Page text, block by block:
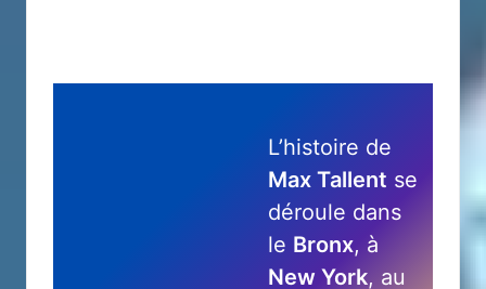
L’histoire de
Max Tallent se
déroule dans
le Bronx, à
New York, au